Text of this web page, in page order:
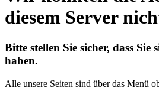
diesem Server
Bitte stellen Sie sicher, dass
haben.
Alle unsere Seiten sind über das Menü